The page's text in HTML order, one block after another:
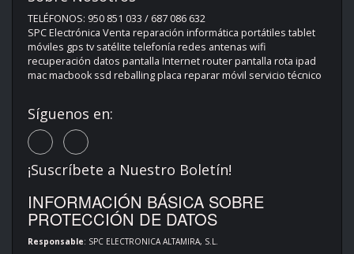
TELÉFONOS: 950 851 033 / 687 086 632
SPC Electrónica Venta reparación informática portátiles tablet
móviles gps tv satélite telefonía redes antenas wifi
recuperación datos pantalla Internet router pantalla rota ipad
mac macbook ssd reballing placa reparar móvil servicio técnico
Síguenos en:
¡Suscríbete a Nuestro Boletín!
INFORMACIÓN BÁSICA SOBRE
PROTECCIÓN DE DATOS
Responsable: SPC ELECTRONICA ALTAMIRA, S.L.